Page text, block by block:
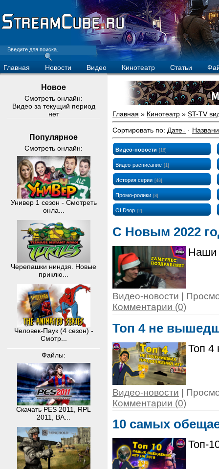
Главная Новости Видео Кинотеатр Статьи
Новое
Смотреть онлайн:
Видео за текущий период
нет
Популярное
Смотреть онлайн:
Универ 1 сезон - Смотреть
онла...
Черепашки ниндзя. Новые
приклю...
Человек-Паук (4 сезон) -
Смотр...
Файлы:
Скачать PES 2011, RPL
2011, BA...
Главная » Кинотеатр » ST-TV
Сортировать по: Дате ·
Видео-новости [16]
Видео-расписание [1]
История серии [48]
Промо-ролики [8]
OLDзор [2]
С Новым 2022
Наши
Видео-новости |
Комментарии (0)
Топ 4 не
Топ 4
Видео-новости |
Комментарии (0)
10 самых
Топ-